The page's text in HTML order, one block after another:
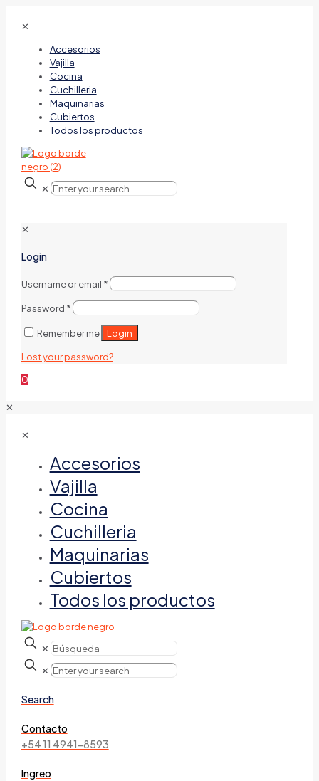
✕
Accesorios
Vajilla
Cocina
Cuchilleria
Maquinarias
Cubiertos
Todos los productos
✕
✕
Login
Username or email *
Password *
Remember me Login
Lost your password?
0
✕
✕
Accesorios
Vajilla
Cocina
Cuchilleria
Maquinarias
Cubiertos
Todos los productos
✕
✕
Search
Contacto
+54 11 4941-8593
Ingreo